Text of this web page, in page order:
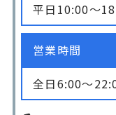
平日10:00〜
営業時間
全日6:00〜